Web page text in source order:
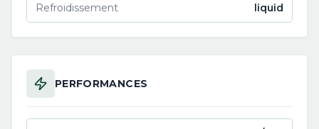
Refroidissement liquid
PERFORMANCES